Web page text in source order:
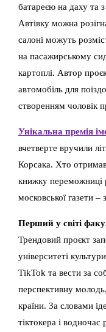
батареєю на даху та з
Автівку можна
салоні можуть
на пасажирському
картоплі. Автор
автомобіль для
створенням чоловік
Унікальна премія
вчетверте вручили
Корсака. Хто
книжку переможниці
московської газети
Перший у світі
Трендовий проєкт
університеті
ТikТоk та вести за
перспективну
країни. За словами
тіктокера і